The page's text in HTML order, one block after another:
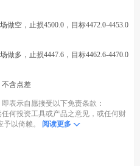
做空，止损4500.0，目标4472.0-4453.0
做多，止损4447.6，目标4462.6-4470.0
不含点差
表示自愿接受以下免责条款：
何投资工具或产品之意见，或任何财
以倚赖。
阅读更多